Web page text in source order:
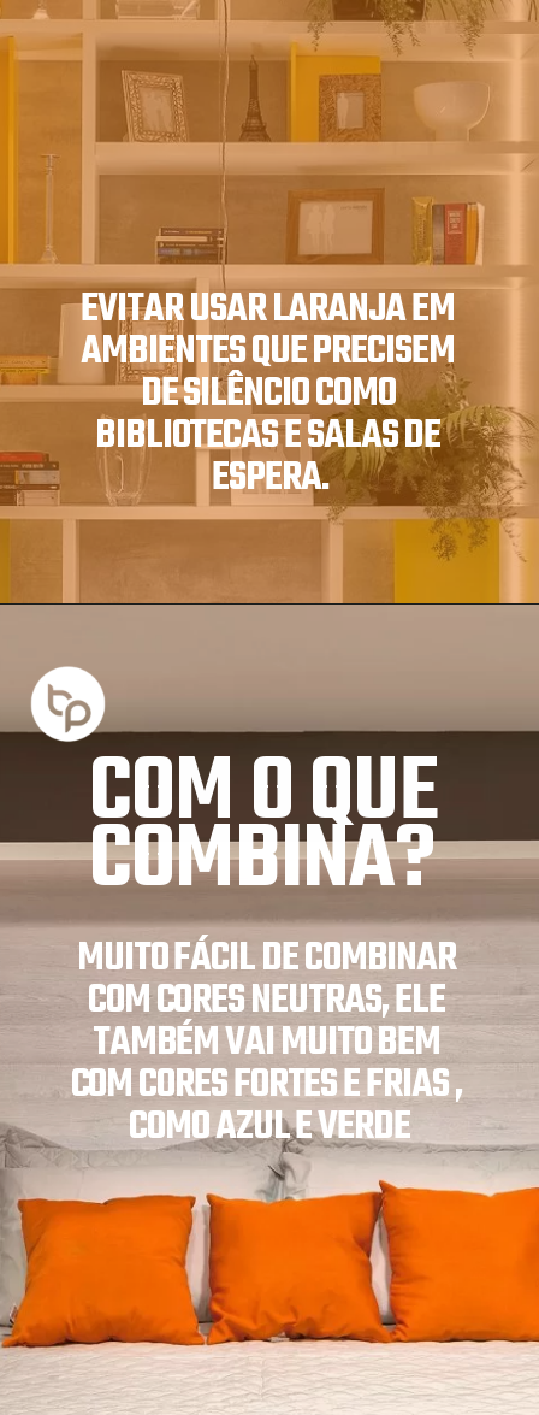
EVITAR USAR LARANJA EM
AMBIENTES QUE PRECISEM
DE SILÊNCIO COMO
BIBLIOTECAS E SALAS DE
ESPERA.
MUITO FÁCIL DE COMBINAR
COM CORES NEUTRAS, ELE
TAMBÉM VAI MUITO BEM
COM CORES FORTES E FRIAS ,
COMO AZUL E VERDE
COM O QUE
COMBINA?